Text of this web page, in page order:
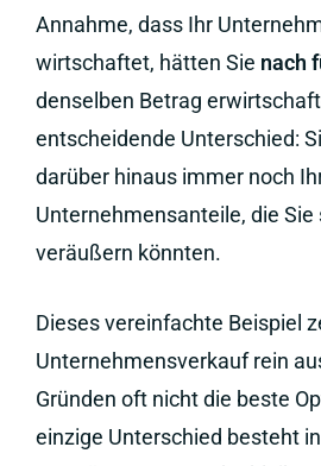
Annahme, dass Ihr
wirtschaftet, hätten Sie nach
denselben Betrag
entscheidende Unterschied:
darüber hinaus immer noch
Unternehmensanteile, die
veräußern könnten.
Dieses vereinfachte Beispiel
Unternehmensverkauf rein
Gründen oft nicht die beste
einzige Unterschied besteht